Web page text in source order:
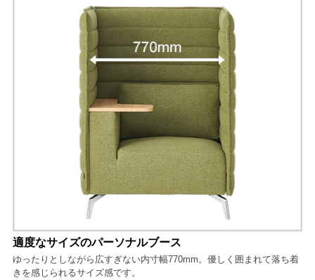
適度なサイズのパーソナルブース
ゆったりとしながら広すぎない内寸幅770mm。優しく囲まれて落ち着
きを感じられるサイズ感です。